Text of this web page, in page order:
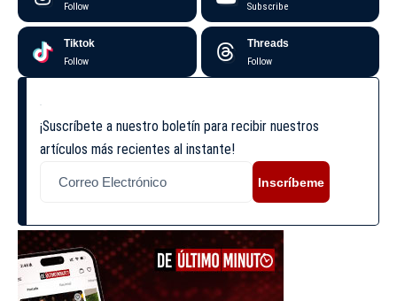
Follow Subscribe
Tiktok
Follow
Threads
Follow
¡Suscríbete a nuestro boletín para recibir nuestros
artículos más recientes al instante!
Inscríbeme